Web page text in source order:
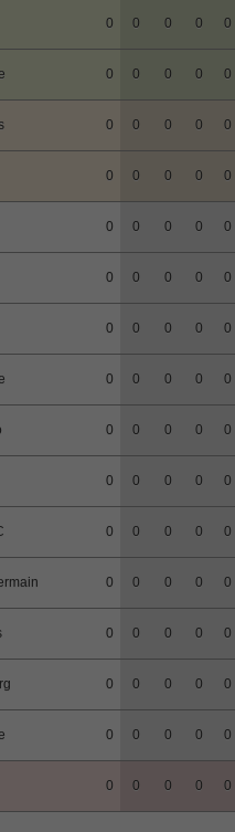
0 0 0 0 0
0 0 0 0 0
0 0 0 0 0
0 0 0 0 0
0 0 0 0 0
0 0 0 0 0
0 0 0 0 0
0 0 0 0 0
0 0 0 0 0
0 0 0 0 0
0 0 0 0 0
0 0 0 0 0
0 0 0 0 0
0 0 0 0 0
0 0 0 0 0
0 0 0 0 0